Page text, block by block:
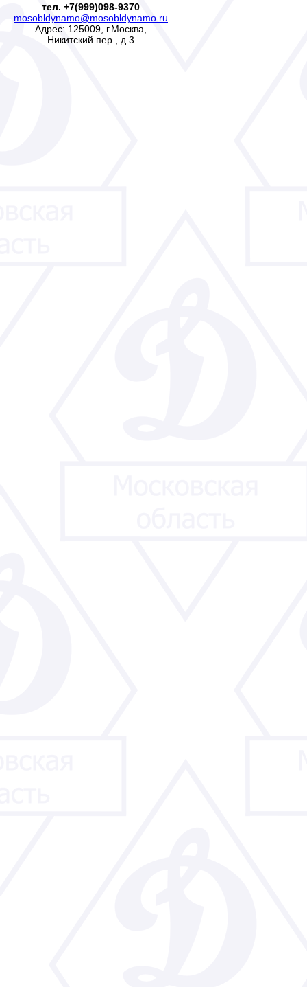
тел. +7(999)098-9370
mosobldynamo@mosobldynamo.ru
Адрес: 125009, г.Москва,
Никитский пер., д.3